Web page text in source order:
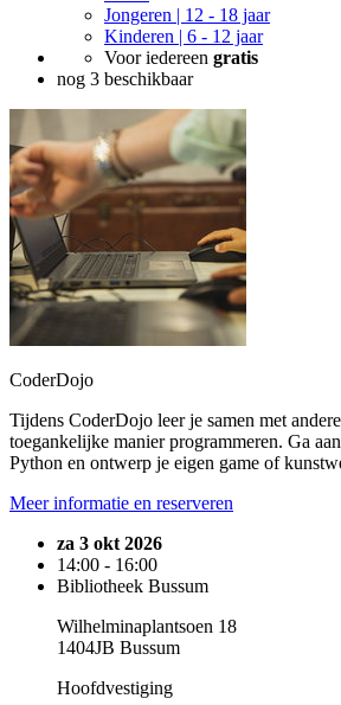
Jongeren | 12 - 18 jaar
Kinderen | 6 - 12 jaar
Voor iedereen gratis
nog 3 beschikbaar
CoderDojo
Tijdens CoderDojo leer je samen met
toegankelijke manier programmeren. Ga
Python en ontwerp je eigen game of
Meer informatie en reserveren
za 3 okt 2026
14:00 - 16:00
Bibliotheek Bussum
Wilhelminaplantsoen 18
1404JB Bussum
Hoofdvestiging